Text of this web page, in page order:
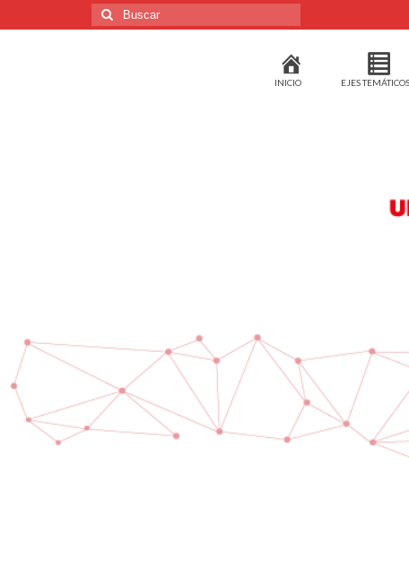
Buscar
por:
INICIO EJES TEMÁTICOS